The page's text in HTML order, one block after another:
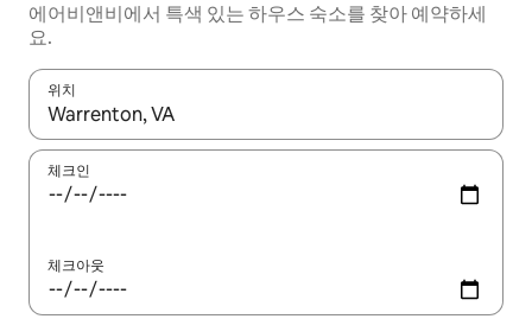
에어비앤비에서 특색 있는 하우스 숙소를 찾아 예약하세
요.
위치
결과가 나오면 위·아래 화살표 키를 사용하거나 터치 또는 스와이
체크인
체크아웃